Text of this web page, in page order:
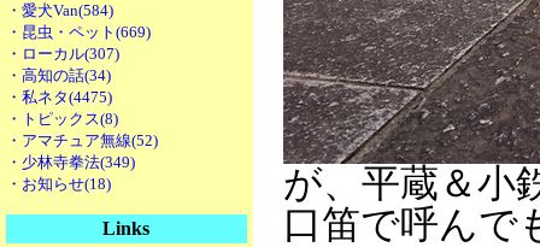
・愛犬Van(584)
・昆虫・ペット(669)
・ローカル(307)
・高知の話(34)
・私ネタ(4475)
・トピックス(8)
・アマチュア無線(52)
・少林寺拳法(349)
・お知らせ(18)
Links
が、平蔵＆小
口笛で呼んで